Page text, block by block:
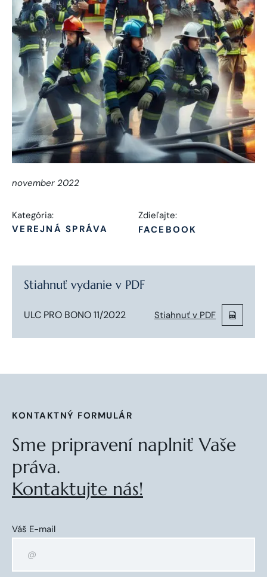
november 2022
Kategória:
VEREJNÁ SPRÁVA
Zdieľajte:
FACEBOOK
Stiahnuť vydanie v PDF
ULC PRO BONO 11/2022 Stiahnuť v PDF
KONTAKTNÝ FORMULÁR
Sme pripravení naplniť Vaše
práva.
Kontaktujte nás!
Váš E-mail